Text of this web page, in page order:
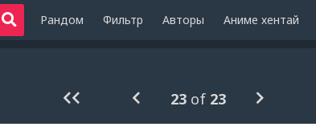
Рандом Фильтр Авторы Аниме хентай
23 of 23